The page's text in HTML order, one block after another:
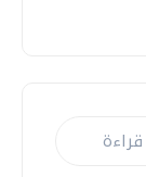
قراءة